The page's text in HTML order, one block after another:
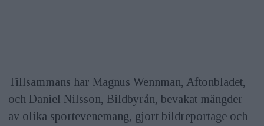
Tillsammans har Magnus Wennman, Aftonbladet,
och Daniel Nilsson, Bildbyrån, bevakat mängder
av olika sportevenemang, gjort bildreportage och